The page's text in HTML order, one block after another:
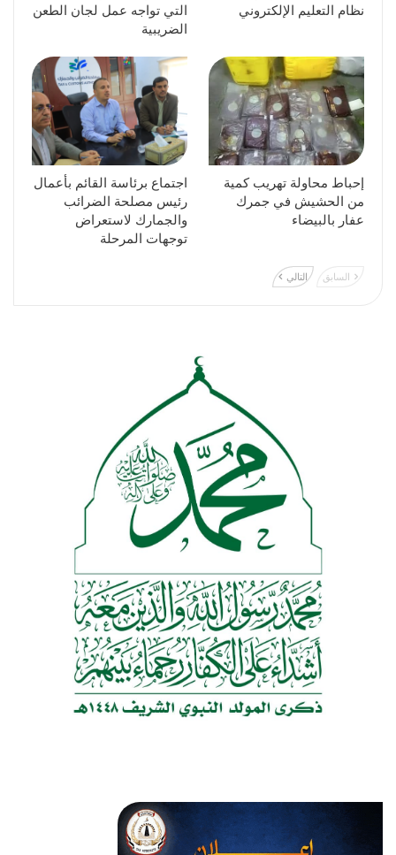
نظام التعليم الإلكتروني
التي تواجه عمل لجان الطعن
الضريبية
إحباط محاولة تهريب كمية
من الحشيش في جمرك
عفار بالبيضاء
اجتماع برئاسة القائم بأعمال
رئيس مصلحة الضرائب
والجمارك لاستعراض
توجهات المرحلة
السابق التالي